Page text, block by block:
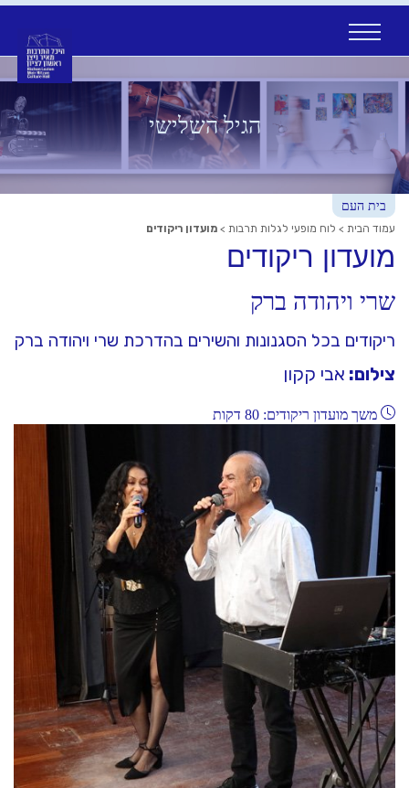
to
content
הגיל השלישי
בית העם
עמוד הבית > לוח מופעי לגלות תרבות > מועדון ריקודים
מועדון ריקודים
שרי ויהודה ברק
ריקודים בכל הסגנונות והשירים בהדרכת שרי ויהודה ברק
צילום: אבי קקון
משך מועדון ריקודים: 80 דקות